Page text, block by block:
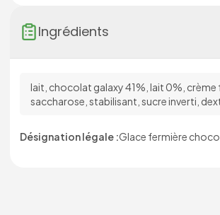
Ingrédients
lait, chocolat galaxy 41%, lait 0%, crème
saccharose, stabilisant, sucre inverti,
Désignation légale :Glace fermière